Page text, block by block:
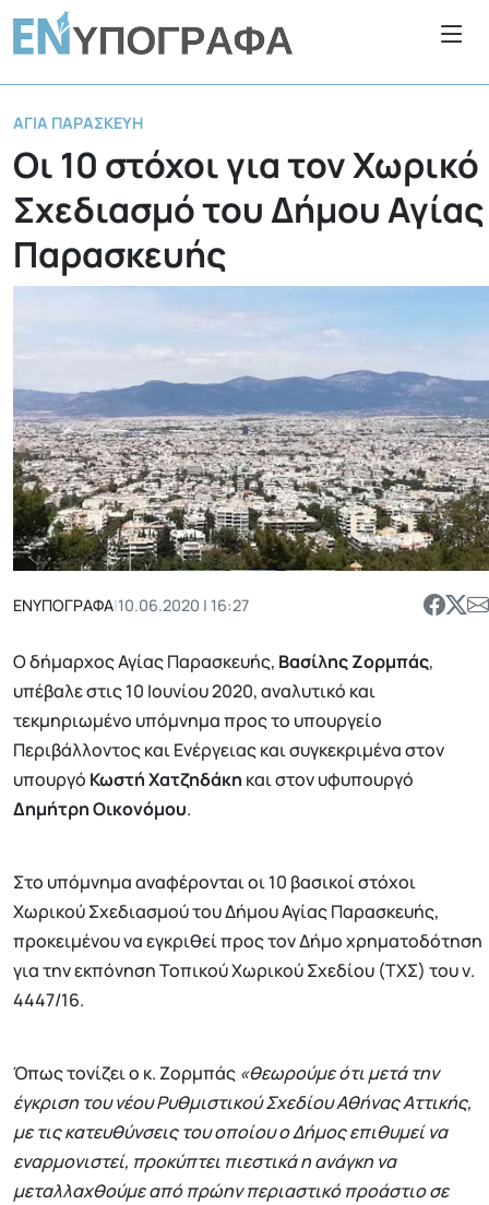
ΑΓΊΑ ΠΑΡΑΣΚΕΥΉ
Οι 10 στόχοι για τον Χωρικό
Σχεδιασμό του Δήμου Αγίας
Παρασκευής
ΕΝΥΠΟΓΡΑΦΑ|10.06.2020 | 16:27
Ο δήμαρχος Αγίας Παρασκευής, Βασίλης Ζορμπάς,
υπέβαλε στις 10 Ιουνίου 2020, αναλυτικό και
τεκμηριωμένο υπόμνημα προς το υπουργείο
Περιβάλλοντος και Ενέργειας και συγκεκριμένα στον
υπουργό Κωστή Χατζηδάκη και στον υφυπουργό
Δημήτρη Οικονόμου.
Στο υπόμνημα αναφέρονται οι 10 βασικοί στόχοι
Χωρικού Σχεδιασμού του Δήμου Αγίας Παρασκευής,
προκειμένου να εγκριθεί προς τον Δήμο χρηματοδότηση
για την εκπόνηση Τοπικού Χωρικού Σχεδίου (ΤΧΣ) του ν.
4447/16.
Όπως τονίζει ο κ. Ζορμπάς «θεωρούμε ότι μετά την
έγκριση του νέου Ρυθμιστικού Σχεδίου Αθήνας Αττικής,
με τις κατευθύνσεις του οποίου ο Δήμος επιθυμεί να
εναρμονιστεί, προκύπτει πιεστικά η ανάγκη να
μεταλλαχθούμε από πρώην περιαστικό προάστιο σε